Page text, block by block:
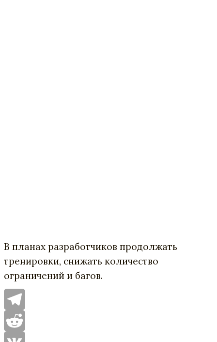
В планах разработчиков продолжать
тренировки, снижать количество
ограничений и багов.
Telegram